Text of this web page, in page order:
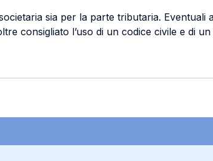
sia per la parte tributaria. Eventuali
consigliato l’uso di un codice civile e di